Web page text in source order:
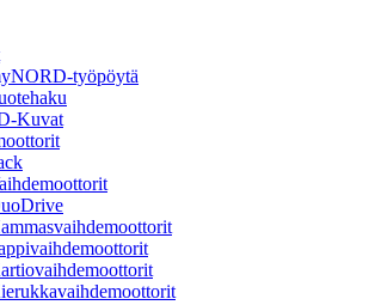
työpöytä
Kuvat